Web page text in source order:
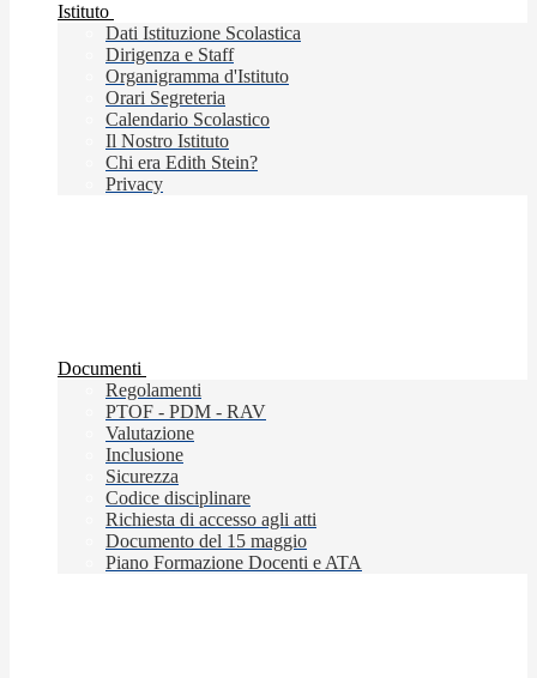
Istituto
Dati Istituzione Scolastica
Dirigenza e Staff
Organigramma d'Istituto
Orari Segreteria
Calendario Scolastico
Il Nostro Istituto
Chi era Edith Stein?
Privacy
Documenti
Regolamenti
PTOF - PDM - RAV
Valutazione
Inclusione
Sicurezza
Codice disciplinare
Richiesta di accesso agli atti
Documento del 15 maggio
Piano Formazione Docenti e ATA